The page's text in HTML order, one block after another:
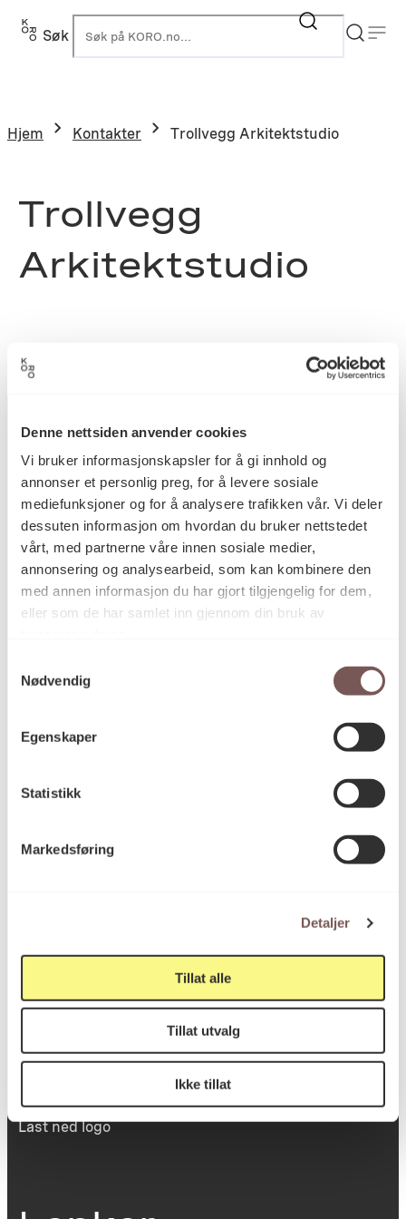
Denne nettsiden anvender cookies
Vi bruker informasjonskapsler for å gi innhold og
annonser et personlig preg, for å levere sosiale
mediefunksjoner og for å analysere trafikken vår. Vi deler
dessuten informasjon om hvordan du bruker nettstedet
vårt, med partnerne våre innen sosiale medier,
annonsering og analysearbeid, som kan kombinere den
med annen informasjon du har gjort tilgjengelig for dem,
eller som de har samlet inn gjennom din bruk av
Nødvendig
Egenskaper
Statistikk
Markedsføring
Detaljer
Tillat alle
Tillat utvalg
Ikke tillat
Søk
Hjem Kontakter Trollvegg Arkitektstudio
Trollvegg
Arkitektstudio
Postadresse
Postboks 6994
St. Olavs plass
inngang Løkkeveien,
Viktig info
Utbetaling og fakturering
Personvernerklæring
Dokumentasjonsskjema
Last ned logo